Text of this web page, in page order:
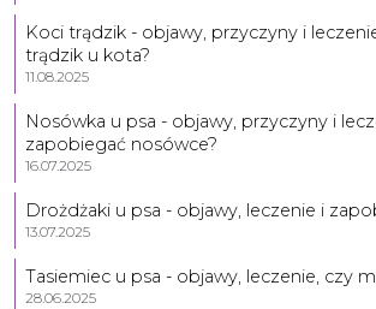
Koci trądzik - objawy, przyczyny i
trądzik u kota?
11.08.2025
Nosówka u psa - objawy, przyczyny i
zapobiegać nosówce?
16.07.2025
Drożdżaki u psa - objawy, leczenie i
13.07.2025
Tasiemiec u psa - objawy, leczenie, czy
28.06.2025